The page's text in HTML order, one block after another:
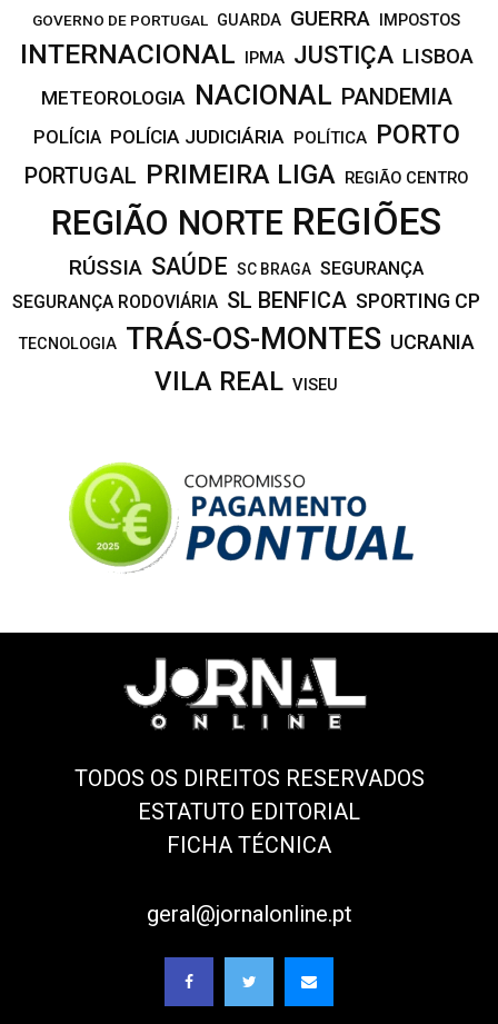
GOVERNO DE PORTUGAL GUARDA GUERRA IMPOSTOS
INTERNACIONAL IPMA JUSTIÇA LISBOA
METEOROLOGIA NACIONAL PANDEMIA
POLÍCIA POLÍCIA JUDICIÁRIA POLÍTICA PORTO
PORTUGAL PRIMEIRA LIGA REGIÃO CENTRO
REGIÃO NORTE REGIÕES
RÚSSIA SAÚDE SC BRAGA SEGURANÇA
SEGURANÇA RODOVIÁRIA SL BENFICA SPORTING CP
TECNOLOGIA TRÁS-OS-MONTES UCRANIA
VILA REAL VISEU
TODOS OS DIREITOS RESERVADOS
ESTATUTO EDITORIAL
FICHA TÉCNICA
geral@jornalonline.pt